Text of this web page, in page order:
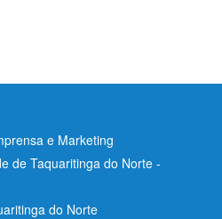
e Marketing
de Taquaritinga do Norte -
do Norte